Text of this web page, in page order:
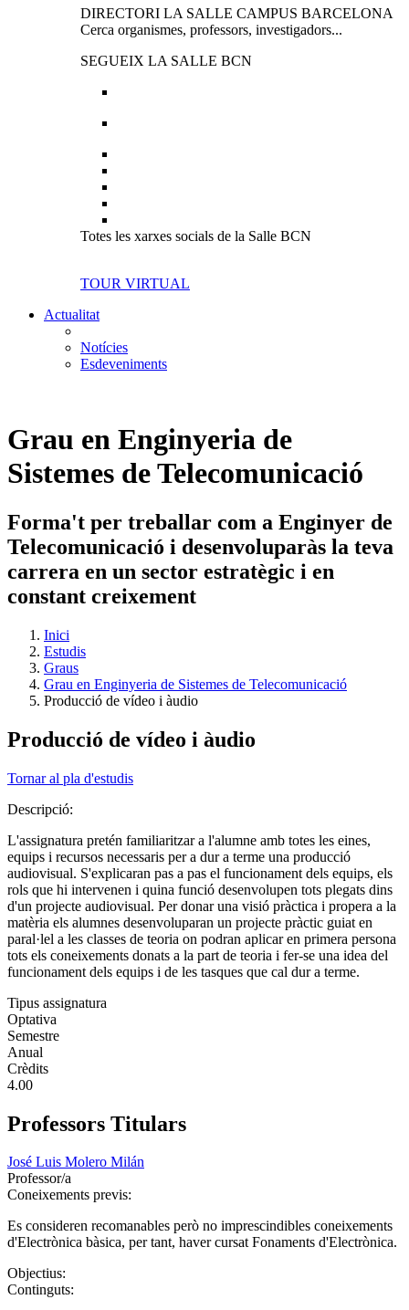
DIRECTORI LA SALLE CAMPUS BARCELONA
Cerca organismes, professors, investigadors...
SEGUEIX LA SALLE BCN
Totes les xarxes socials de la Salle BCN
TOUR VIRTUAL
Actualitat
Notícies
Esdeveniments
Grau en Enginyeria de
Sistemes de Telecomunicació
Forma't per treballar com a Enginyer de
Telecomunicació i desenvoluparàs la teva
carrera en un sector estratègic i en
constant creixement
Inici
Estudis
Graus
Grau en Enginyeria de Sistemes de Telecomunicació
Producció de vídeo i àudio
Producció de vídeo i àudio
Tornar al pla d'estudis
Descripció:
L'assignatura pretén familiaritzar a l'alumne amb totes les eines,
equips i recursos necessaris per a dur a terme una producció
audiovisual. S'explicaran pas a pas el funcionament dels equips, els
rols que hi intervenen i quina funció desenvolupen tots plegats dins
d'un projecte audiovisual. Per donar una visió pràctica i propera a la
matèria els alumnes desenvoluparan un projecte pràctic guiat en
paral·lel a les classes de teoria on podran aplicar en primera persona
tots els coneixements donats a la part de teoria i fer-se una idea del
funcionament dels equips i de les tasques que cal dur a terme.
Tipus assignatura
Optativa
Semestre
Anual
Crèdits
4.00
Professors Titulars
José Luis Molero Milán
Professor/a
Coneixements previs:
Es consideren recomanables però no imprescindibles coneixements
d'Electrònica bàsica, per tant, haver cursat Fonaments d'Electrònica.
Objectius:
Continguts: